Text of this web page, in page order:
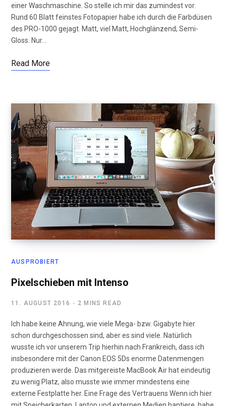
einer Waschmaschine. So stelle ich mir das zumindest vor.
Rund 60 Blatt feinstes Fotopapier habe ich durch die Farbdüsen
des PRO-1000 gejagt. Matt, viel Matt, Hochglänzend, Semi-
Gloss. Nur…
Read More
AUSPROBIERT
Pixelschieben mit Intenso
11. AUGUST 2016 2 MINS READ
Ich habe keine Ahnung, wie viele Mega- bzw. Gigabyte hier
schon durchgeschossen sind, aber es sind viele. Natürlich
wusste ich vor unserem Trip hierhin nach Frankreich, dass ich
insbesondere mit der Canon EOS 5Ds enorme Datenmengen
produzieren werde. Das mitgereiste MacBook Air hat eindeutig
zu wenig Platz, also musste wie immer mindestens eine
externe Festplatte her. Eine Frage des Vertrauens Wenn ich hier